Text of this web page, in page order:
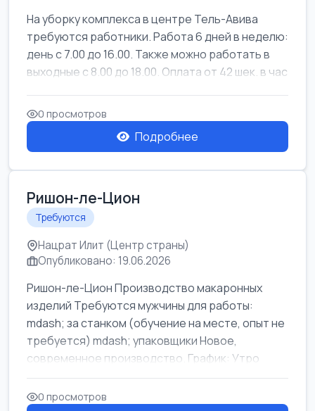
На уборку комплекса в центре Тель-Авива
требуются работники. Работа 6 дней в неделю:
день с 7.00 до 16.00. Также можно работать в
выходные с 8.00 до 18.00. Оплата от 42 шек. в час
0 просмотров
Подробнее
Ришон-ле-Цион
Требуются
Нацрат Илит (Центр страны)
Опубликовано: 19.06.2026
Ришон-ле-Цион Производство макаронных
изделий Требуются мужчины для работы:
mdash; за станком (обучение на месте, опыт не
требуется) mdash; упаковщики Новое,
современное производство. График: Утро
mda...
0 просмотров